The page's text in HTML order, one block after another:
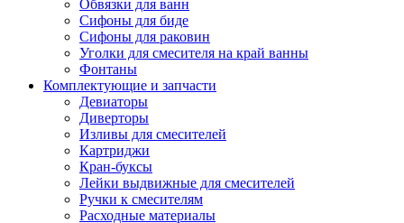
Обвязки для ванн
Сифоны для биде
Сифоны для раковин
Уголки для смесителя на край ванны
Фонтаны
Комплектующие и запчасти
Девиаторы
Диверторы
Изливы для смесителей
Картриджи
Кран-буксы
Лейки выдвижные для смесителей
Ручки к смесителям
Расходные материалы